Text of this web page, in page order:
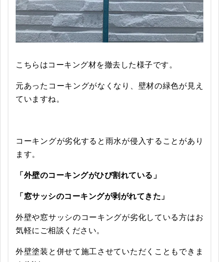
こちらはコーキング材を撤去した様子です。
元あったコーキングがなくなり、壁材の緑色が見え
ていますね。
コーキングが劣化すると雨水が侵入することがあり
ます。
「外壁のコーキングがひび割れている」
「窓サッシのコーキングが剥がれてきた」
外壁や窓サッシのコーキングが劣化している方はお
気軽にご相談ください。
外壁塗装と併せて施工させていただくこともできま